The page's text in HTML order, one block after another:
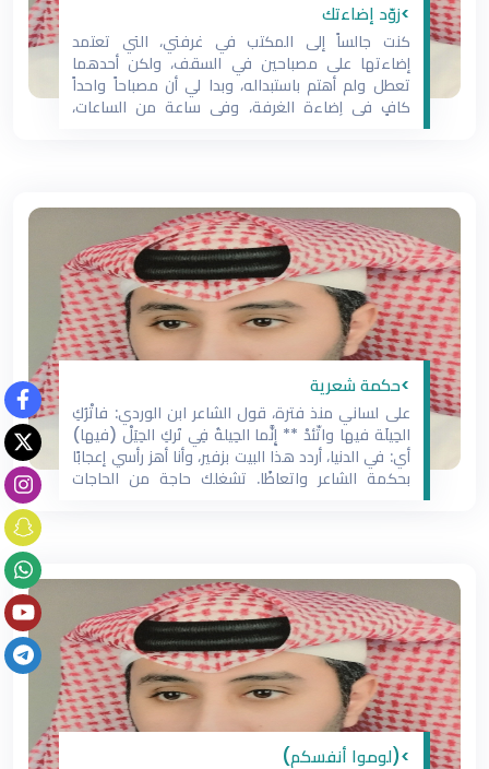
>زوّد إضاءتك
كنت جالساً إلى المكتب في غرفتي، التي تعتمد
إضاءتها على مصباحين في السقف، ولكن أحدهما
تعطل ولم أهتم باستبداله، وبدا لي أن مصباحاً واحداً
كافٍ في إضاءة الغرفة، وفي ساعة من الساعات،
>حكمة شعرية
على لساني منذ فترة، قول الشاعر ابن الوردي: فاتْرُكِ
الحِيلَة فيها واتّئدْ ** إِنَّما الحِيلةُ فِي تَركِ الحِيَلْ (فيها)
أي: في الدنيا، أردد هذا البيت بزفير، وأنا أهز رأسي إعجابًا
بحكمة الشاعر واتعاظًا. تشغلك حاجة من الحاجات
>(لوموا أنفسكم)